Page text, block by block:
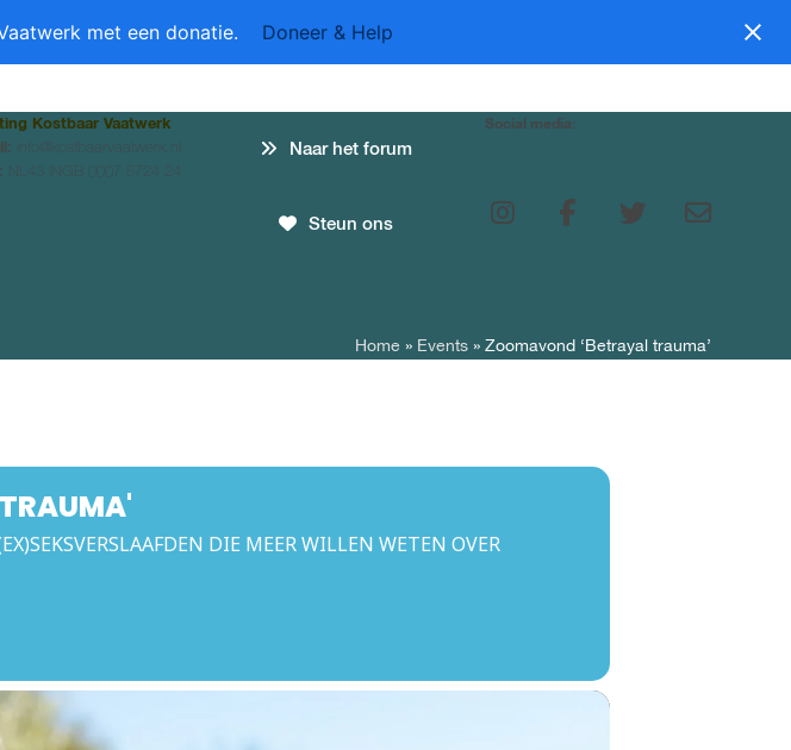
met een donatie. Doneer & Help
Kostbaar Vaatwerk
info@kostbaarvaatwerk.nl
NL43 INGB 0007 5724 24
Naar het forum
Steun ons
Social media:
Home » Events» Zoomavond ‘Betrayal trauma’
DIE MEER WILLEN WETEN OVER